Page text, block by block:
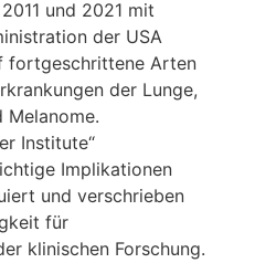
und 2021 mit
der USA
fortgeschrittene Arten
der Lunge,
Melanome.
Institute“
Implikationen
und verschrieben
für
klinischen Forschung.